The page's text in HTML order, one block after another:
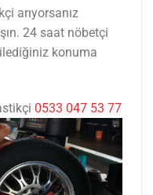
arıyorsanız
24 saat nöbetçi
konuma
0533 047 53 77